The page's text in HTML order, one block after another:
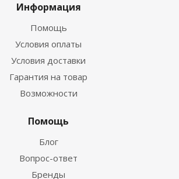
Информация
Помощь
Условия оплаты
Условия доставки
Гарантия на товар
Возможности
Помощь
Блог
Вопрос-ответ
Бренды